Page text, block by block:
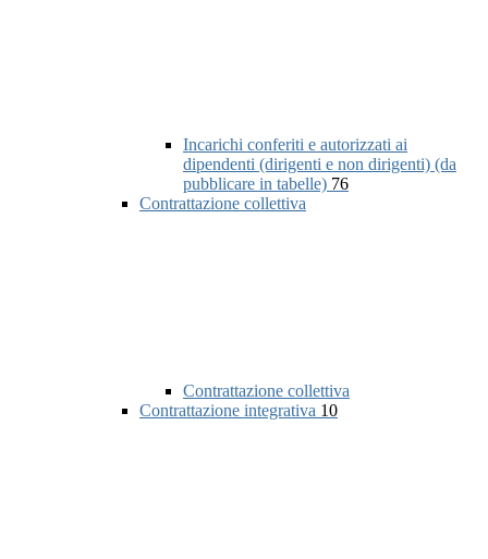
Incarichi conferiti e autorizzati ai
dipendenti (dirigenti e non dirigenti) (da
pubblicare in tabelle) 76
Contrattazione collettiva
Contrattazione collettiva
Contrattazione integrativa 10